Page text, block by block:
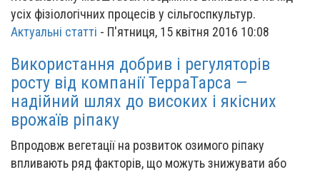
усіх фізіологічних процесів у сільгоспкультур.
Актуальні статті - П'ятниця, 15 квітня 2016 10:08
Використання добрив і регуляторів
росту від компанії ТерраТарса —
надійний шлях до високих і якісних
врожаїв ріпаку
Впродовж вегетації на розвиток озимого ріпаку
впливають ряд факторів, що можуть знижувати або